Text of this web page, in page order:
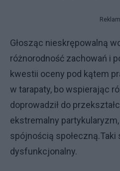
Głosząc nieskrępowalną
różnorodność zachowań i
kwestii oceny pod kątem
w tarapaty, bo wspierając
doprowadził do
ekstremalny
spójnością
dysfunkcjonalny.